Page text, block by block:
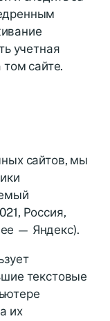
учетная
том сайте.
сайтов, мы
Россия,
— Яндекс).
текстовые
их